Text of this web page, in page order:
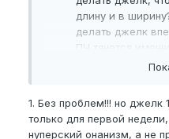
длину и в
делать джелк
ПЧ тянется
3) Кстати, я
параметров?
1. Без проблем!!! но джелк
только для первой
нуперский онанизм, а не